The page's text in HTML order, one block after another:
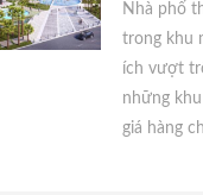
Nhà phố
trong khu
ích vượt
những
giá hàng